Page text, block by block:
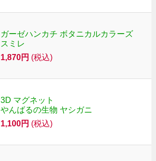
ガーゼハンカチ ボタニカルカラーズ
スミレ
1,870円 (税込)
3D マグネット
やんばるの生物 ヤシガニ
1,100円 (税込)